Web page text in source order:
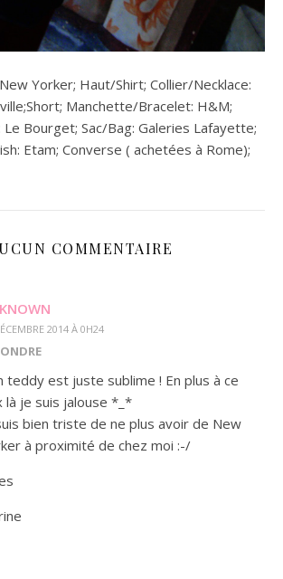
Yorker; Haut/Shirt; Collier/Necklace:
Manchette/Bracelet: H&M;
Bourget; Sac/Bag: Galeries Lafayette;
Etam; Converse ( achetées à Rome);
COMMENTAIRE
2014 À 0H24
teddy est juste sublime ! En plus à ce
là je suis jalouse *_*
bien triste de ne plus avoir de New
à proximité de chez moi :-/